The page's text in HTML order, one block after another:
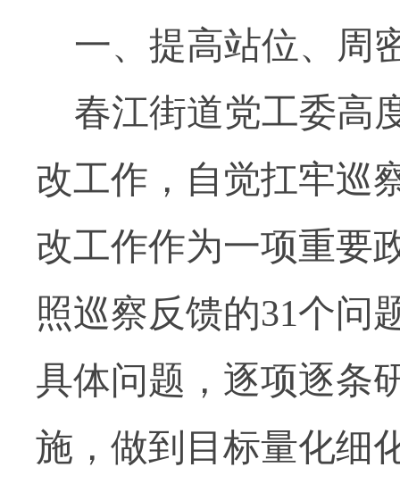
一、提高站位、周
春江街道党工委高
改工作，自觉扛牢巡
改工作作为一项重要
照巡察反馈的31个问
具体问题，逐项逐条
施，做到目标量化细